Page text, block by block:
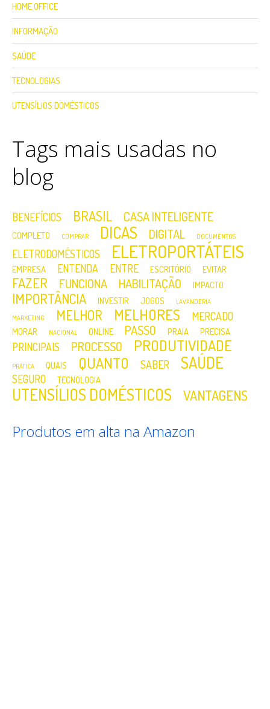
HOME OFFICE
INFORMAÇÃO
SAÚDE
TECNOLOGIAS
UTENSÍLIOS DOMÉSTICOS
Tags mais usadas no
blog
BENEFÍCIOS BRASIL CASA INTELIGENTE
COMPLETO COMPRAR DICAS DIGITAL DOCUMENTOS
ELETRODOMÉSTICOS ELETROPORTÁTEIS
EMPRESA ENTENDA ENTRE ESCRITÓRIO EVITAR
FAZER FUNCIONA HABILITAÇÃO IMPACTO
IMPORTÂNCIA INVESTIR JOGOS
LAVANDERIA
MARKETING
MELHOR MELHORES MERCADO
MORAR NACIONAL ONLINE PASSO PRAIA PRECISA
PRINCIPAIS PROCESSO PRODUTIVIDADE
PRÁTICA QUAIS QUANTO SABER SAÚDE
SEGURO TECNOLOGIA
UTENSÍLIOS DOMÉSTICOS VANTAGENS
Produtos em alta na Amazon